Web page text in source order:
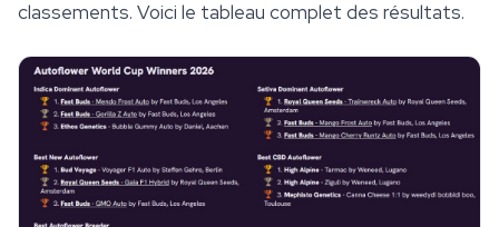
classements. Voici le tableau complet des résultats.